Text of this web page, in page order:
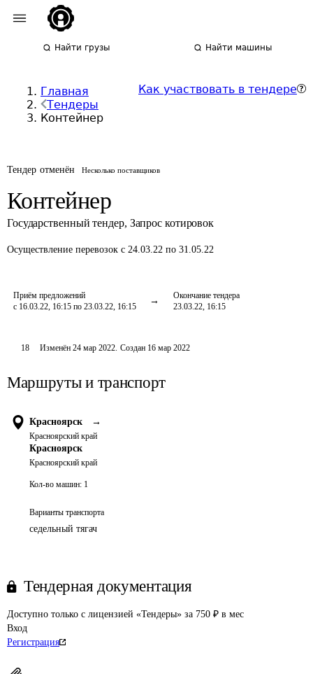
Найти грузы Найти машины
Главная
Тендеры
Контейнер
Как участвовать в тендере
Тендер отменён Несколько поставщиков
Контейнер
Государственный тендер, Запрос котировок
Осуществление перевозок с 24.03.22 по 31.05.22
Приём предложений
с 16.03.22, 16:15 по 23.03.22, 16:15
Окончание тендера
23.03.22, 16:15
18 Изменён24 мар 2022. Создан 16 мар 2022
Маршруты и транспорт
Красноярск →
Красноярский край
Красноярск
Красноярский край
Кол-во машин: 1
Варианты транспорта
седельный тягач
Тендерная документация
Доступно только с лицензией «Тендеры» за 750 ₽ в мес
Вход
Регистрация